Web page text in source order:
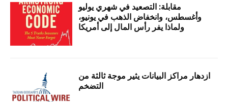
مقابلة: التصعيد في شهري يوليو
وأغسطس، وانخفاض الذهب في يونيو،
ولماذا يفر رأس المال إلى أمريكا
ازدهار مراكز البيانات يثير موجة ثالثة من
التضخم